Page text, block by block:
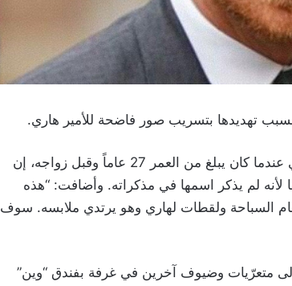
تهديدها بتسريب صور فاضحة للأمير هاري.
وقالت كاري رويال التي زعمت أنها قبّلت الأمير هاري عندما كان يبلغ من العمر 27 عاماً وقبل زواجه، إن
لأنه لم يذكر اسمها في مذكراته. وأضافت: “هذه
السباحة ولقطات لهاري وهو يرتدي ملابسه. سوف
متعرّيات وضيوف آخرين في غرفة بفندق “وين”